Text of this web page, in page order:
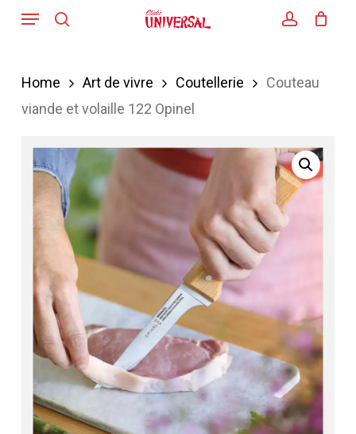
Skip
content
Menu
Home Art de vivre Coutellerie
Couteau
viande et volaille 122 Opinel